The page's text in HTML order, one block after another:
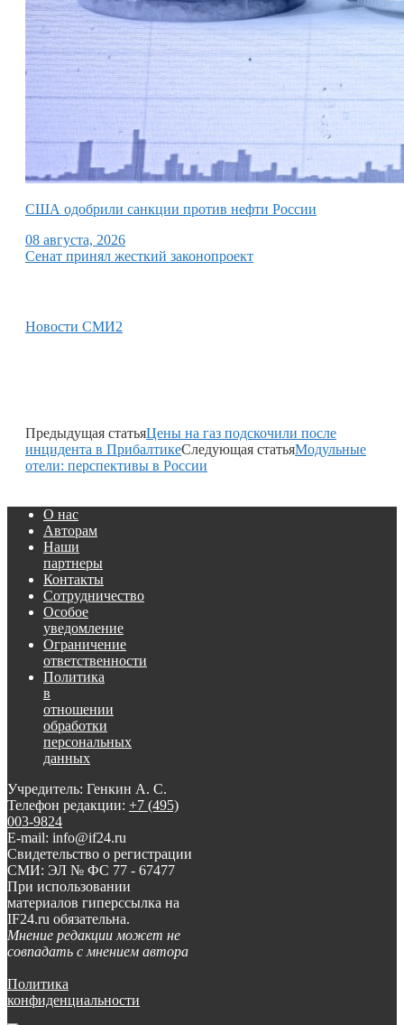
США одобрили санкции против нефти России
08 августа, 2026
Сенат принял жесткий законопроект
Новости СМИ2
Предыдущая статьяЦены на газ подскочили после
инцидента в ПрибалтикеСледующая статьяМодульные
отели: перспективы в России
О нас
Авторам
Наши
партнеры
Контакты
Сотрудничество
Особое
уведомление
Ограничение
ответственности
Политика
в
отношении
обработки
персональных
данных
Учредитель: Генкин А. С.
Телефон редакции: +7 (495)
003-9824
E-mail: info@if24.ru
Свидетельство о регистрации
СМИ: ЭЛ № ФС 77 - 67477
При использовании
материалов гиперссылка на
IF24.ru обязательна.
Мнение редакции может не
совпадать с мнением автора
Политика
конфиденциальности